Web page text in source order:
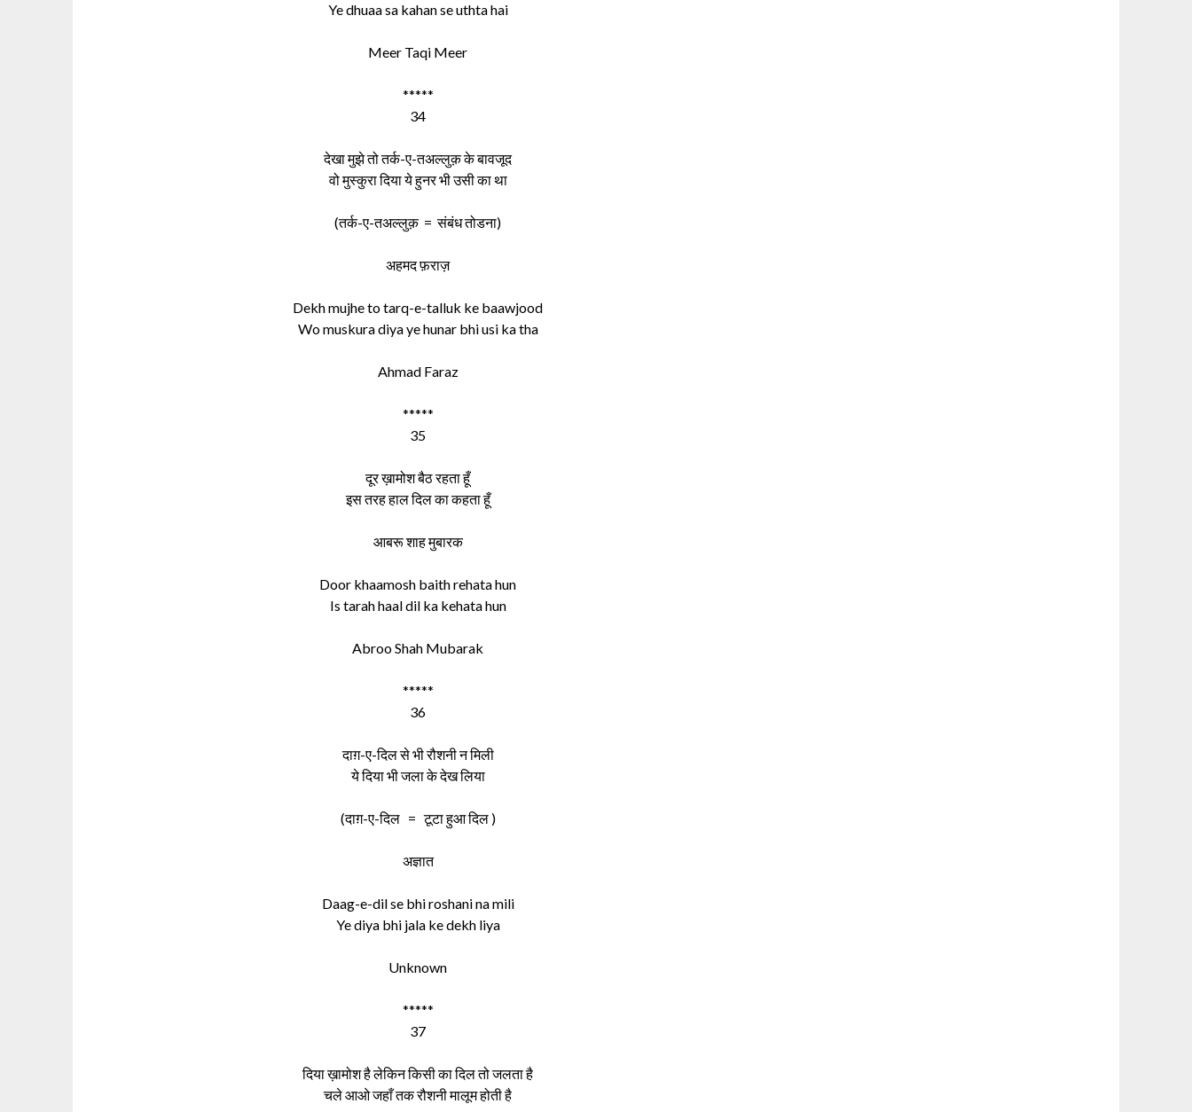
Ye dhuaa sa kahan se uthta hai
Meer Taqi Meer
*****
34
देखा मुझे तो तर्क-ए-तअल्लुक़ के बावजूद
वो मुस्कुरा दिया ये हुनर भी उसी का था
(तर्क-ए-तअल्लुक़ = संबंध तोडना)
अहमद फ़राज़
Dekh mujhe to tarq-e-talluk ke baawjood
Wo muskura diya ye hunar bhi usi ka tha
Ahmad Faraz
*****
35
दूर ख़ामोश बैठ रहता हूँ
इस तरह हाल दिल का कहता हूँ
आबरू शाह मुबारक
Door khaamosh baith rehata hun
Is tarah haal dil ka kehata hun
Abroo Shah Mubarak
*****
36
दाग़-ए-दिल से भी रौशनी न मिली
ये दिया भी जला के देख लिया
(दाग़-ए-दिल = टूटा हुआ दिल )
अज्ञात
Daag-e-dil se bhi roshani na mili
Ye diya bhi jala ke dekh liya
Unknown
*****
37
दिया ख़ामोश है लेकिन किसी का दिल तो जलता है
चले आओ जहाँ तक रौशनी मालूम होती है